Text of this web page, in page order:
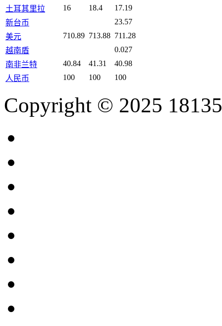
土耳其里拉
16 18.4
17.19
新台币
23.57
美元
710.89 713.88 711.28
越南盾
0.027
南非兰特
40.84 41.31
40.98
人民币
100 100 100
Copyright © 2025